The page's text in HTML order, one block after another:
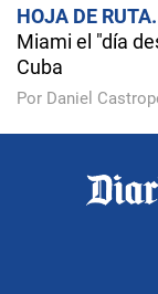
HOJA DE RUTA
Miami el "día
Cuba
Por Daniel